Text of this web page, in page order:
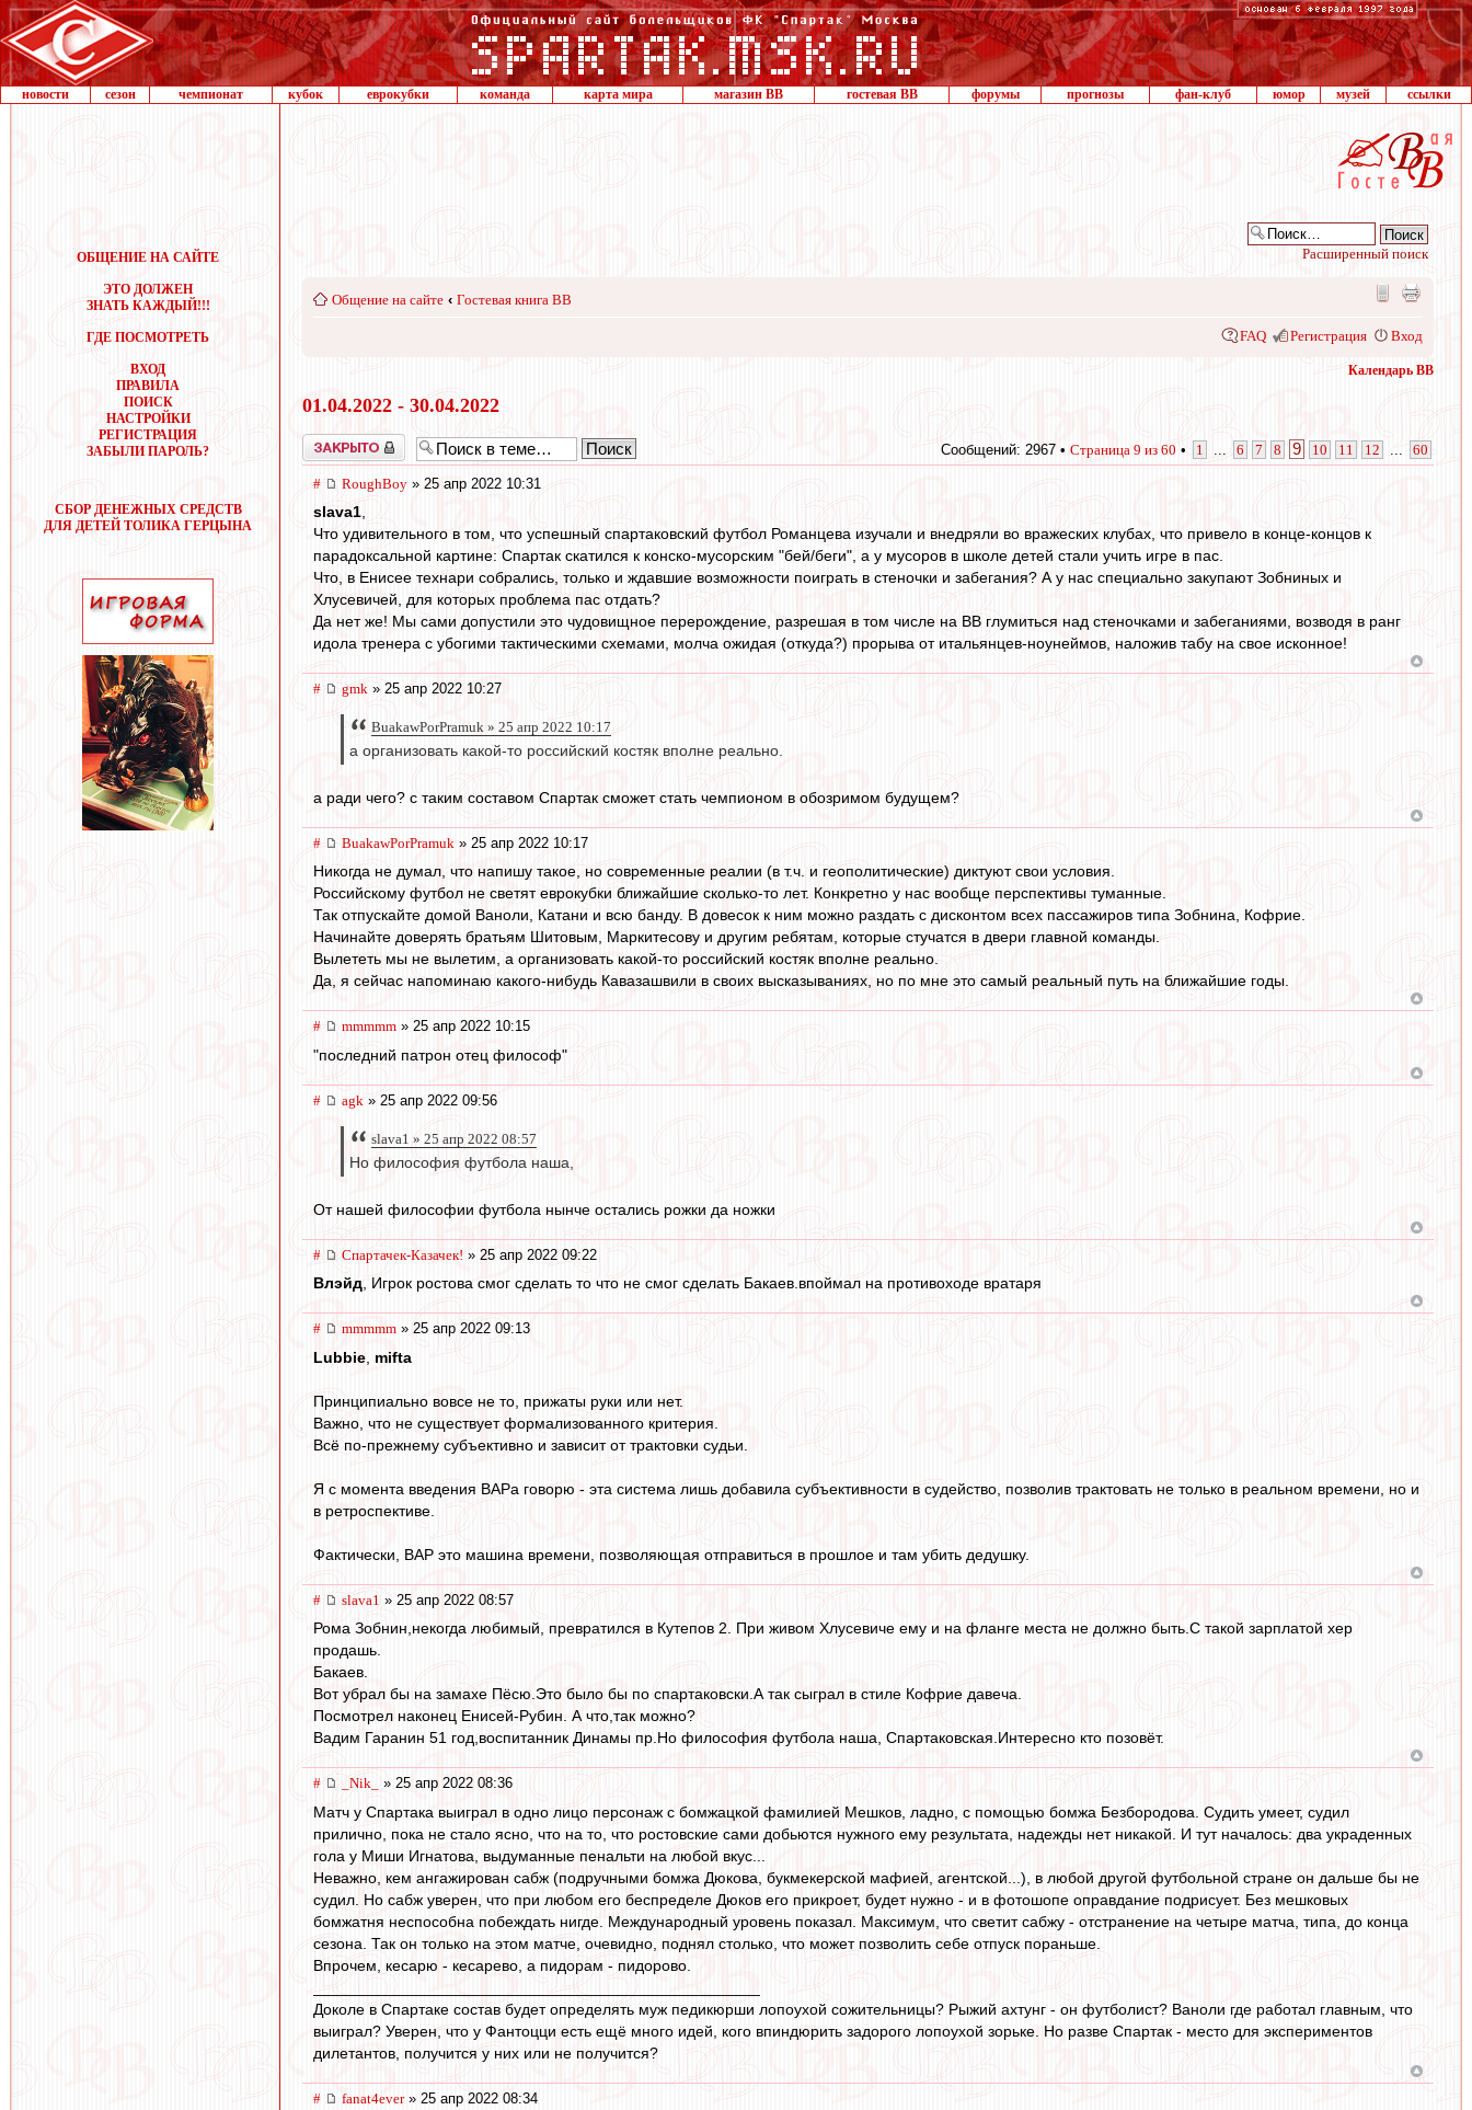
новости сезон чемпионат кубок еврокубки команда карта мира магазин ВВ гостевая ВВ форумы прогнозы фан-клуб юмор музей ссылки
ОБЩЕНИЕ НА САЙТЕ
ЭТО ДОЛЖЕН
ЗНАТЬ КАЖДЫЙ!!!
ГДЕ ПОСМОТРЕТЬ
ВХОД
ПРАВИЛА
ПОИСК
НАСТРОЙКИ
РЕГИСТРАЦИЯ
ЗАБЫЛИ ПАРОЛЬ?
СБОР ДЕНЕЖНЫХ СРЕДСТВ
ДЛЯ ДЕТЕЙ ТОЛИКА ГЕРЦЫНА
Расширенный поиск
Общение на сайте ‹ Гостевая книга ВВ
FAQ Регистрация Вход
Календарь ВВ
01.04.2022 - 30.04.2022
Закрыто Сообщений: 2967 • Страница 9 из 60 • 1 6 7 8 9 10 11 12 60
# RoughBoy » 25 апр 2022 10:31
slava1,
Что удивительного в том, что успешный спартаковский футбол Романцева изучали и внедряли во вражеских клубах, что привело в конце-концов к
парадоксальной картине: Спартак скатился к конско-мусорским "бей/беги", а у мусоров в школе детей стали учить игре в пас.
Что, в Енисее технари собрались, только и ждавшие возможности поиграть в стеночки и забегания? А у нас специально закупают Зобниных и
Хлусевичей, для которых проблема пас отдать?
Да нет же! Мы сами допустили это чудовищное перерождение, разрешая в том числе на ВВ глумиться над стеночками и забеганиями, возводя в ранг
идола тренера с убогими тактическими схемами, молча ожидая (откуда?) прорыва от итальянцев-ноунеймов, наложив табу на свое исконное!
# gmk » 25 апр 2022 10:27
BuakawPorPramuk » 25 апр 2022 10:17
а организовать какой-то российский костяк вполне реально.
а ради чего? с таким составом Спартак сможет стать чемпионом в обозримом будущем?
# BuakawPorPramuk » 25 апр 2022 10:17
Никогда не думал, что напишу такое, но современные реалии (в т.ч. и геополитические) диктуют свои условия.
Российскому футбол не светят еврокубки ближайшие сколько-то лет. Конкретно у нас вообще перспективы туманные.
Так отпускайте домой Ваноли, Катани и всю банду. В довесок к ним можно раздать с дисконтом всех пассажиров типа Зобнина, Кофрие.
Начинайте доверять братьям Шитовым, Маркитесову и другим ребятам, которые стучатся в двери главной команды.
Вылететь мы не вылетим, а организовать какой-то российский костяк вполне реально.
Да, я сейчас напоминаю какого-нибудь Кавазашвили в своих высказываниях, но по мне это самый реальный путь на ближайшие годы.
# mmmmm » 25 апр 2022 10:15
"последний патрон отец философ"
# agk » 25 апр 2022 09:56
slava1 » 25 апр 2022 08:57
Но философия футбола наша,
От нашей философии футбола нынче остались рожки да ножки
# Спартачек-Казачек! » 25 апр 2022 09:22
Влэйд , Игрок ростова смог сделать то что не смог сделать Бакаев.впоймал на противоходе вратаря
# mmmmm » 25 апр 2022 09:13
Lubbie mifta
Принципиально вовсе не то, прижаты руки или нет.
Важно, что не существует формализованного критерия.
Всё по-прежнему субъективно и зависит от трактовки судьи.
Я с момента введения ВАРа говорю - эта система лишь добавила субъективности в судейство, позволив трактовать не только в реальном времени, но и
в ретроспективе.
Фактически, ВАР это машина времени, позволяющая отправиться в прошлое и там убить дедушку.
# slava1 » 25 апр 2022 08:57
Рома Зобнин,некогда любимый, превратился в Кутепов 2. При живом Хлусевиче ему и на фланге места не должно быть.С такой зарплатой хер
продашь.
Бакаев.
Вот убрал бы на замахе Пёсю.Это было бы по спартаковски.А так сыграл в стиле Кофрие давеча.
Посмотрел наконец Енисей-Рубин. А что,так можно?
Вадим Гаранин 51 год,воспитанник Динамы пр.Но философия футбола наша, Спартаковская.Интересно кто позовёт.
# _Nik_ » 25 апр 2022 08:36
Матч у Спартака выиграл в одно лицо персонаж с бомжацкой фамилией Мешков, ладно, с помощью бомжа Безбородова. Судить умеет, судил
прилично, пока не стало ясно, что на то, что ростовские сами добьются нужного ему результата, надежды нет никакой. И тут началось: два украденных
гола у Миши Игнатова, выдуманные пенальти на любой вкус...
Неважно, кем ангажирован сабж (подручными бомжа Дюкова, букмекерской мафией, агентской...), в любой другой футбольной стране он дальше бы не
судил. Но сабж уверен, что при любом его беспределе Дюков его прикроет, будет нужно - и в фотошопе оправдание подрисует. Без мешковых
бомжатня неспособна побеждать нигде. Международный уровень показал. Максимум, что светит сабжу - отстранение на четыре матча, типа, до конца
сезона. Так он только на этом матче, очевидно, поднял столько, что может позволить себе отпуск пораньше.
Впрочем, кесарю - кесарево, а пидорам - пидорово.
Доколе в Спартаке состав будет определять муж педикюрши лопоухой сожительницы? Рыжий ахтунг - он футболист? Ваноли где работал главным, что
выиграл? Уверен, что у Фантоцци есть ещё много идей, кого впиндюрить задорого лопоухой зорьке. Но разве Спартак - место для экспериментов
дилетантов, получится у них или не получится?
# fanat4ever» 25 апр 2022 08:34